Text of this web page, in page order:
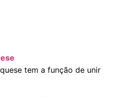
tem a função de unir